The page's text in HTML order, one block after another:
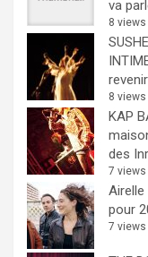
va
8 views
8 views
KAP
des
7 views
Airelle
pour
7 views